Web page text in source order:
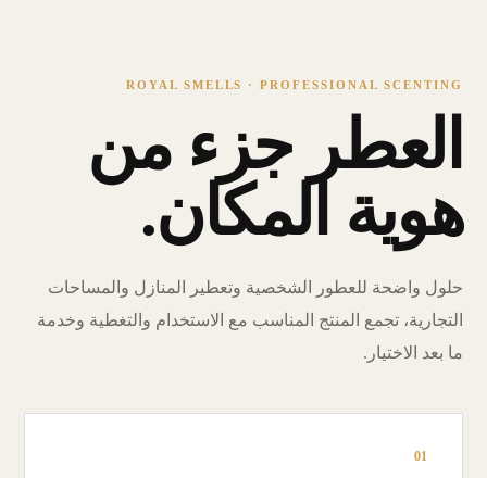
ROYAL SMELLS · PROFESSIONAL SCENTING
العطر جزء من
هوية المكان.
حلول واضحة للعطور الشخصية وتعطير المنازل والمساحات
التجارية، تجمع المنتج المناسب مع الاستخدام والتغطية وخدمة
ما بعد الاختيار.
01